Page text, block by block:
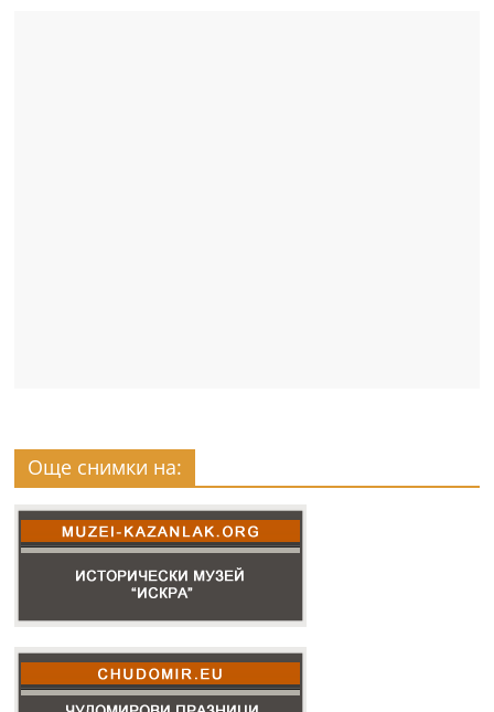
Още снимки на: